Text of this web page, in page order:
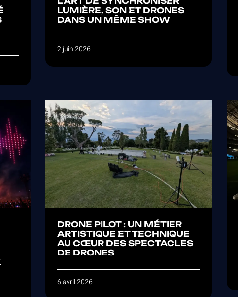
LUMIÈRE, SON ET DRONES
DANS UN MÊME SHOW
2 juin 2026
DRONE PILOT : UN MÉTIER
ARTISTIQUE ET TECHNIQUE
AU CŒUR DES SPECTACLES
DE DRONES
6 avril 2026